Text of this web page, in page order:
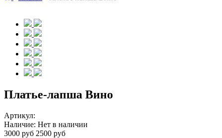
Платье-лапша Вино
Артикул:
Наличие: Нет в наличии
3000 руб 2500 руб